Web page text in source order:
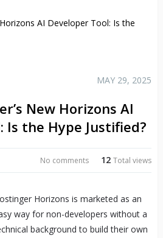
AI Developer Tool: Is the
MAY 29, 2025
New Horizons AI
Is the Hype Justified?
12Total views
No comments
Horizons is marketed as an
way for non-developers without a
background to build their own